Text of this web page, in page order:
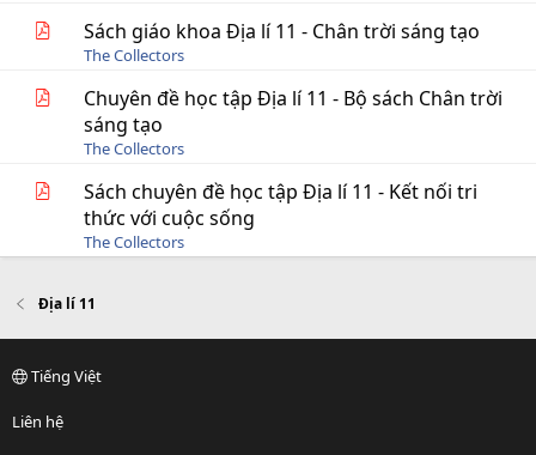
Sách giáo khoa Địa lí 11 - Chân trời sáng tạo
The Collectors
Chuyên đề học tập Địa lí 11 - Bộ sách Chân trời
sáng tạo
The Collectors
Sách chuyên đề học tập Địa lí 11 - Kết nối tri
thức với cuộc sống
The Collectors
Địa lí 11
Tiếng Việt
Liên hệ